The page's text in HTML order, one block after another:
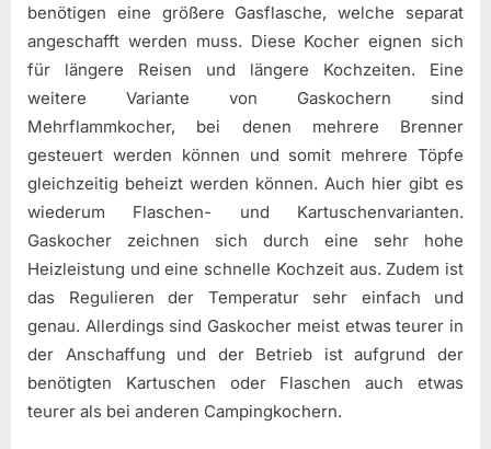
benötigen eine größere Gasflasche, welche separat
angeschafft werden muss. Diese Kocher eignen sich
für längere Reisen und längere Kochzeiten. Eine
weitere Variante von Gaskochern sind
Mehrflammkocher, bei denen mehrere Brenner
gesteuert werden können und somit mehrere Töpfe
gleichzeitig beheizt werden können. Auch hier gibt es
wiederum Flaschen- und Kartuschenvarianten.
Gaskocher zeichnen sich durch eine sehr hohe
Heizleistung und eine schnelle Kochzeit aus. Zudem ist
das Regulieren der Temperatur sehr einfach und
genau. Allerdings sind Gaskocher meist etwas teurer in
der Anschaffung und der Betrieb ist aufgrund der
benötigten Kartuschen oder Flaschen auch etwas
teurer als bei anderen Campingkochern.